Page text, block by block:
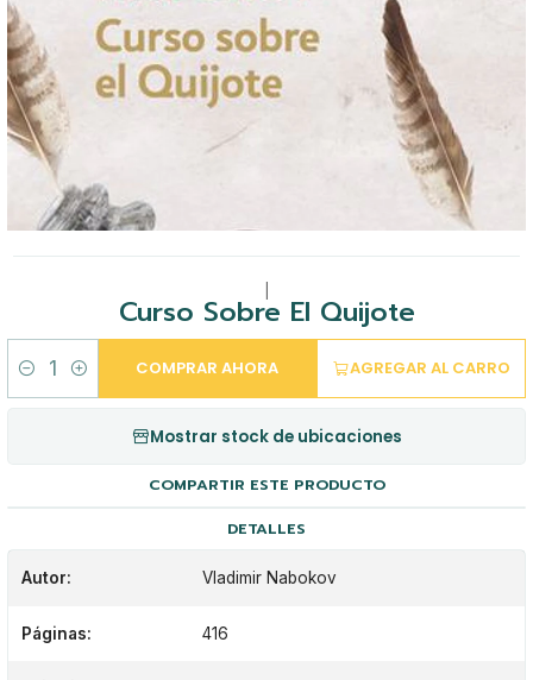
Curso Sobre El Quijote
Cantidad
AGREGAR AL CARRO
COMPRAR AHORA
Mostrar stock de ubicaciones
COMPARTIR ESTE PRODUCTO
DETALLES
Autor: Vladimir Nabokov
Páginas: 416